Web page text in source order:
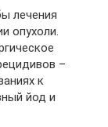
лечения
опухоли.
–
к
йод и